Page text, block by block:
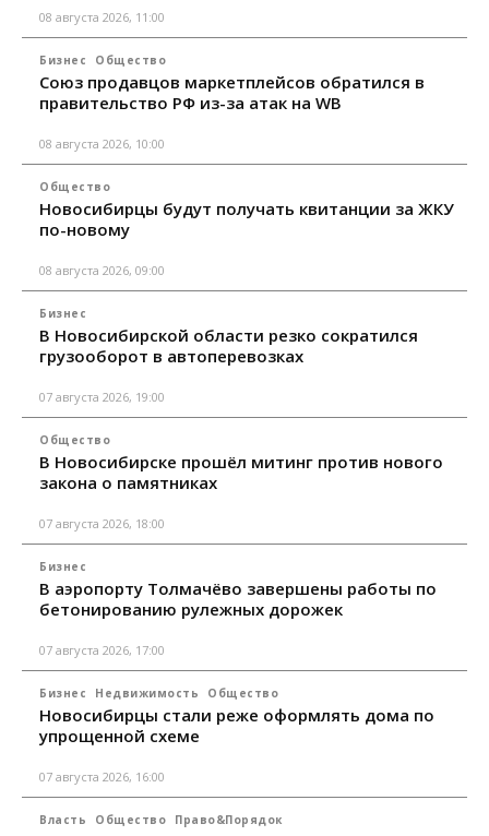
08 августа 2026, 11:00
Бизнес Общество
Союз продавцов маркетплейсов обратился в
правительство РФ из-за атак на WB
08 августа 2026, 10:00
Общество
Новосибирцы будут получать квитанции за ЖКУ
по-новому
08 августа 2026, 09:00
Бизнес
В Новосибирской области резко сократился
грузооборот в автоперевозках
07 августа 2026, 19:00
Общество
В Новосибирске прошёл митинг против нового
закона о памятниках
07 августа 2026, 18:00
Бизнес
В аэропорту Толмачёво завершены работы по
бетонированию рулежных дорожек
07 августа 2026, 17:00
Бизнес Недвижимость Общество
Новосибирцы стали реже оформлять дома по
упрощенной схеме
07 августа 2026, 16:00
Власть Общество Право&Порядок